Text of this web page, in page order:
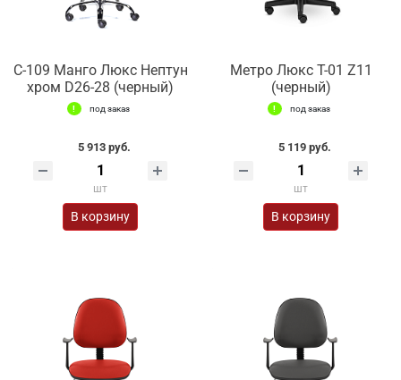
С-109 Манго Люкс Нептун
хром D26-28 (черный)
под заказ
5 913 руб.
шт
В корзину
Метро Люкс Т-01 Z11
(черный)
под заказ
5 119 руб.
шт
В корзину